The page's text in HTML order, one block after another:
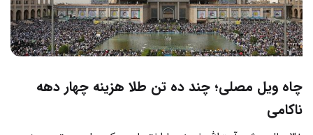
چاه ویل مصلی؛ چند ده تن طلا هزینه چهار دهه
ناکامی